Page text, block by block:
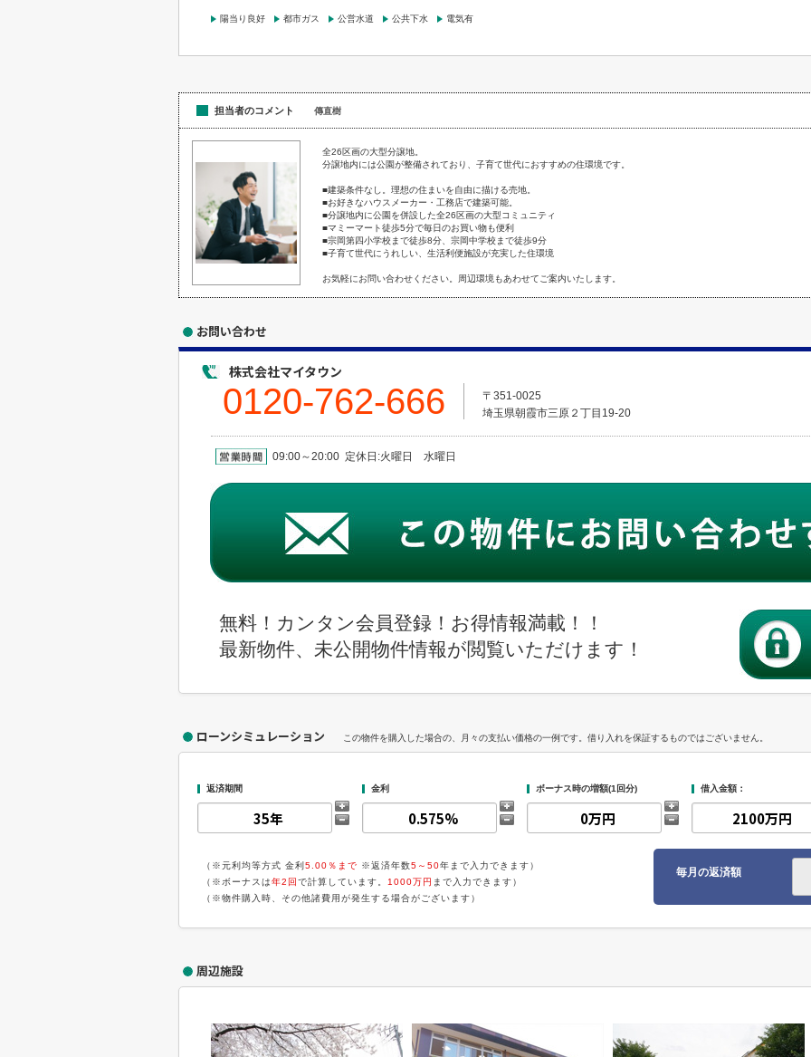
陽当り良好 都市ガス 公営水道 公共下水 電気有
担当者のコメント 傳直樹
全26区画の大型分譲地。
分譲地内には公園が整備されており、子育て世代におすすめの住環境です。
■建築条件なし。理想の住まいを自由に描ける売地。
■お好きなハウスメーカー・工務店で建築可能。
■分譲地内に公園を併設した全26区画の大型コミュニティ
■マミーマート徒歩5分で毎日のお買い物も便利
■宗岡第四小学校まで徒歩8分、宗岡中学校まで徒歩9分
■子育て世代にうれしい、生活利便施設が充実した住環境
お気軽にお問い合わせください。周辺環境もあわせてご案内いたします。
お問い合わせ
株式会社マイタウン
0120-762-666
〒351-0025
埼玉県朝霞市三原２丁目19-20
09:00～20:00 定休日:火曜日 水曜日
無料！カンタン会員登録！お得情報満載！！
最新物件、未公開物件情報が閲覧いただけます！
ローンシミュレーション この物件を購入した場合の、月々の支払い価格の一例です。借り入れを保証するものではございません。
返済期間 金利 ボーナス時の増額(1回分) 借入金額：
（※元利均等方式 金利 5.00％まで ※返済年数5～50年まで入力できます）
（※ボーナスは年2回で計算しています。 1000万円 まで入力できます）
（※物件購入時、その他諸費用が発生する場合がございます）
毎月の返済額
周辺施設